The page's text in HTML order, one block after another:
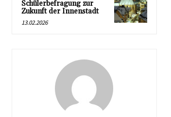
Schülerbefragung zur
Zukunft der Innenstadt
13.02.2026